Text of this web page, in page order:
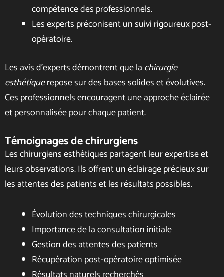
compétence des professionnels.
Les experts préconisent un suivi rigoureux post-
opératoire.
Les avis d’experts démontrent que la chirurgie
esthétiquerepose sur des bases solides et évolutives.
Ces professionnels encouragent une approche éclairée
et personnalisée pour chaque patient.
Témoignages de chirurgiens
Les chirurgiens esthétiques partagent leur expertise et
leurs observations. Ils offrent un éclairage précieux sur
les attentes des patients et les résultats possibles.
Évolution des techniques chirurgicales
Importance de la consultation initiale
Gestion des attentes des patients
Récupération post-opératoire optimisée